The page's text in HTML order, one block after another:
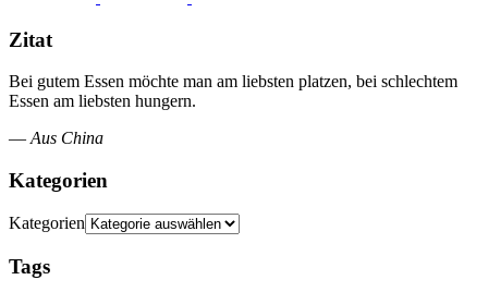
Zitat
Bei gutem Essen möchte man am liebsten platzen, bei schlechtem
Essen am liebsten hungern.
—Aus China
Kategorien
Kategorien
Tags